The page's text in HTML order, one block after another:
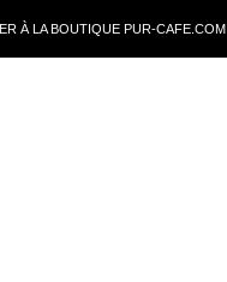
À LA BOUTIQUE PUR-CAFE.COM